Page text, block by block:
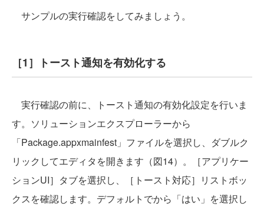
サンプルの実行確認をしてみましょう。
［1］トースト通知を有効化する
実行確認の前に、トースト通知の有効化設定を行いま
す。ソリューションエクスプローラーから
「Package.appxmainfest」ファイルを選択し、ダブルク
リックしてエディタを開きます（図14）。［アプリケー
ションUI］タブを選択し、［トースト対応］リストボッ
クスを確認します。デフォルトでから「はい」を選択し